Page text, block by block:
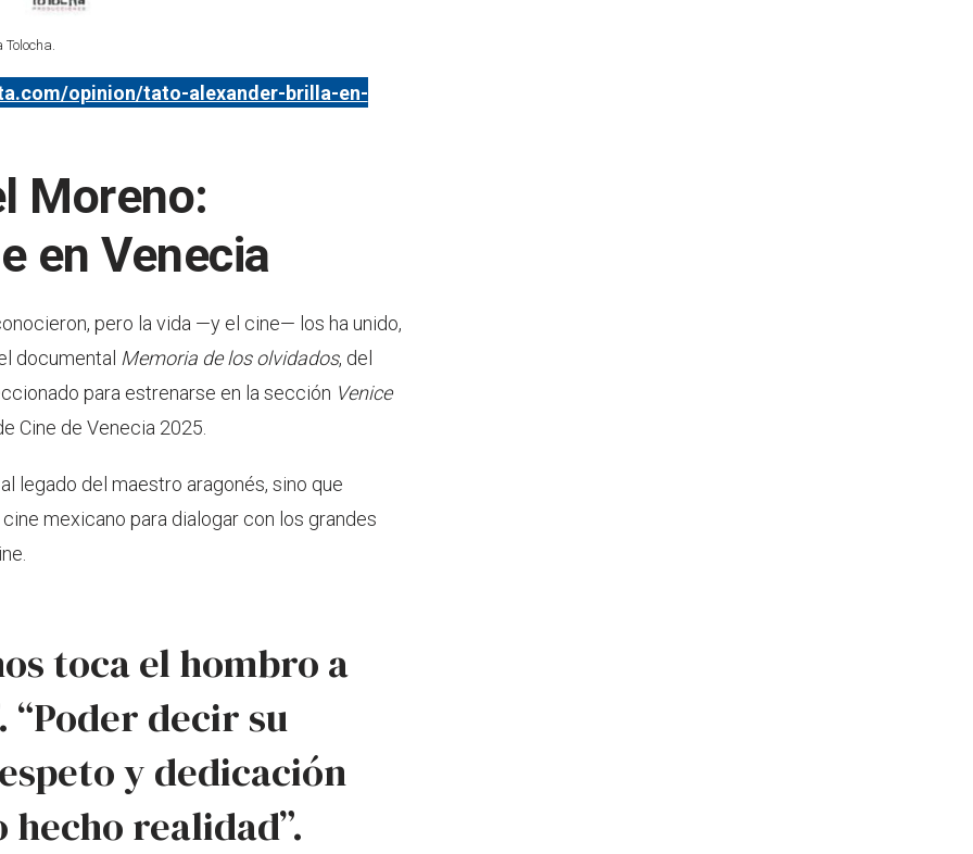
Tolocha.
opinion/tato-alexander-brilla-en-
Moreno:
en Venecia
pero la vida —y el cine— los ha unido,
documental Memoria de los olvidados, del
para estrenarse en la sección Venice
Cine de Venecia 2025.
legado del maestro aragonés, sino que
mexicano para dialogar con los grandes
toca el hombro a
“Poder decir su
y dedicación
hecho realidad”.